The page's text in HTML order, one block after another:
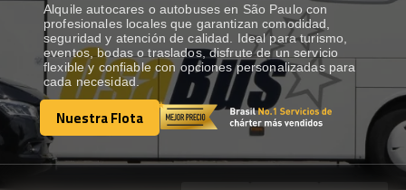
DESTINOS
RECORRIDAS Show dropdown
FLOTA
Alquile autocares o autobuses en São Paulo con
profesionales locales que garantizan comodidad,
seguridad y atención de calidad. Ideal para turismo,
eventos, bodas o traslados, disfrute de un servicio
flexible y confiable con opciones personalizadas para
cada necesidad.
Nuestra Flota
Nuestra Flota